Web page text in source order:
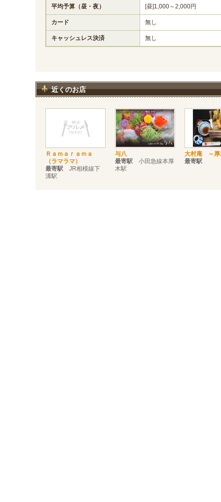
平均予算（昼・夜） [昼]1,000～2,000円
カード 無し
キャッシュレス決済 無し
近くのお店
Ｒａｍａｒａｍａ
（ラマラマ）
最寄駅 JR相模線下
溝駅
与八
最寄駅 小田急線本厚
木駅
大村庵 ～厚
最寄駅